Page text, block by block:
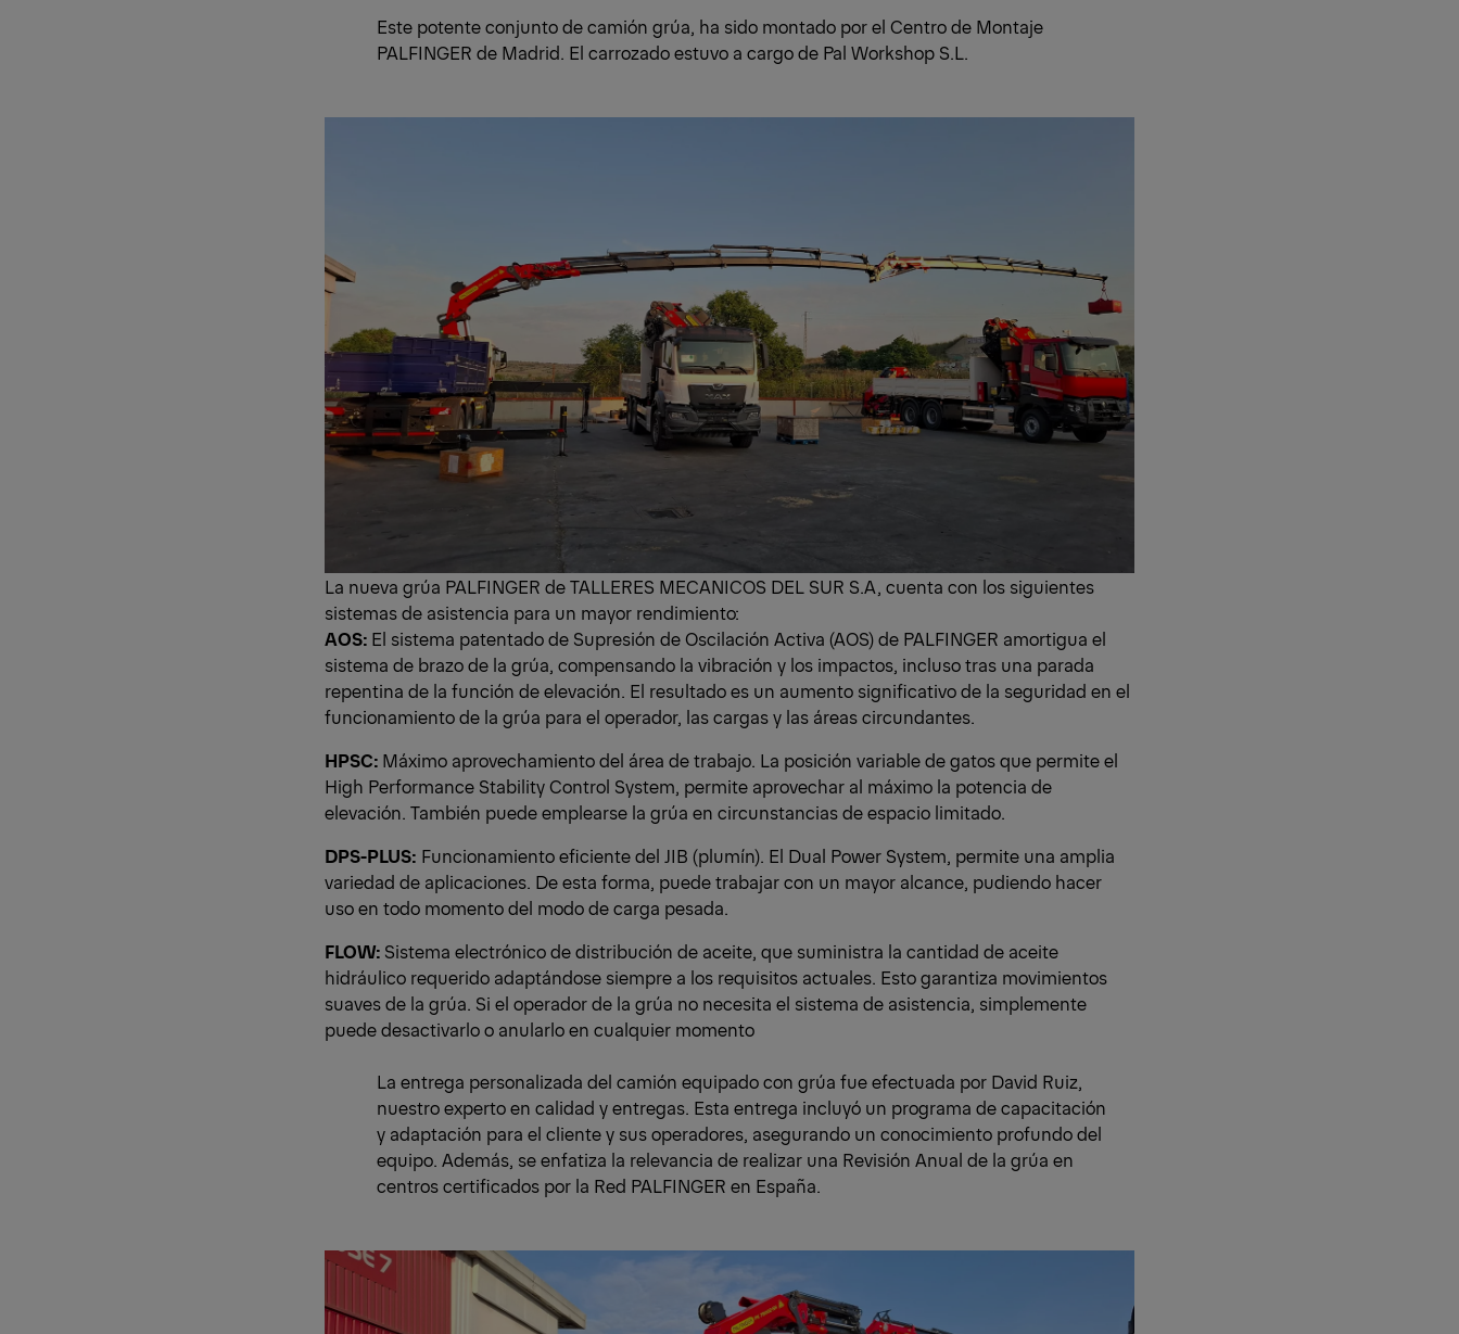
Este potente conjunto de camión grúa, ha sido montado por el Centro de Montaje
PALFINGER de Madrid. El carrozado estuvo a cargo de Pal Workshop S.L.
La nueva grúa PALFINGER de TALLERES MECANICOS DEL SUR S.A, cuenta con los siguientes
sistemas de asistencia para un mayor rendimiento:
AOS: El sistema patentado de Supresión de Oscilación Activa (AOS) de PALFINGER amortigua el
sistema de brazo de la grúa, compensando la vibración y los impactos, incluso tras una parada
repentina de la función de elevación. El resultado es un aumento significativo de la seguridad en el
funcionamiento de la grúa para el operador, las cargas y las áreas circundantes.
HPSC: Máximo aprovechamiento del área de trabajo. La posición variable de gatos que permite el
High Performance Stability Control System, permite aprovechar al máximo la potencia de
elevación. También puede emplearse la grúa en circunstancias de espacio limitado.
DPS-PLUS: Funcionamiento eficiente del JIB (plumín). El Dual Power System, permite una amplia
variedad de aplicaciones. De esta forma, puede trabajar con un mayor alcance, pudiendo hacer
uso en todo momento del modo de carga pesada.
FLOW: Sistema electrónico de distribución de aceite, que suministra la cantidad de aceite
hidráulico requerido adaptándose siempre a los requisitos actuales. Esto garantiza movimientos
suaves de la grúa. Si el operador de la grúa no necesita el sistema de asistencia, simplemente
puede desactivarlo o anularlo en cualquier momento
La entrega personalizada del camión equipado con grúa fue efectuada por David Ruiz,
nuestro experto en calidad y entregas. Esta entrega incluyó un programa de capacitación
y adaptación para el cliente y sus operadores, asegurando un conocimiento profundo del
equipo. Además, se enfatiza la relevancia de realizar una Revisión Anual de la grúa en
centros certificados por la Red PALFINGER en España.